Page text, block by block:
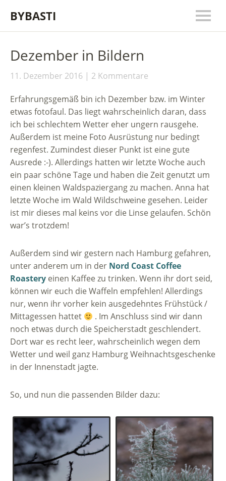
BYBASTI
Dezember in Bildern
11. Dezember 2016 2 Kommentare
Erfahrungsgemäß bin ich Dezember bzw. im Winter
etwas fotofaul. Das liegt wahrscheinlich daran, dass
ich bei schlechtem Wetter eher ungern rausgehe.
Außerdem ist meine Foto Ausrüstung nur bedingt
regenfest. Zumindest dieser Punkt ist eine gute
Ausrede :-). Allerdings hatten wir letzte Woche auch
ein paar schöne Tage und haben die Zeit genutzt um
einen kleinen Waldspaziergang zu machen. Anna hat
letzte Woche im Wald Wildschweine gesehen. Leider
ist mir dieses mal keins vor die Linse gelaufen. Schön
war’s trotzdem!
Außerdem sind wir gestern nach Hamburg gefahren,
unter anderem um in der Nord Coast Coffee
Roastery einen Kaffee zu trinken. Wenn ihr dort seid,
können wir euch die Waffeln empfehlen! Allerdings
nur, wenn ihr vorher kein ausgedehntes Frühstück /
Mittagessen hattet
. Im Anschluss sind wir dann
noch etwas durch die Speicherstadt geschlendert.
Dort war es recht leer, wahrscheinlich wegen dem
Wetter und weil ganz Hamburg Weihnachtsgeschenke
in der Innenstadt jagte.
So, und nun die passenden Bilder dazu: